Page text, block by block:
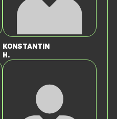
Konstantin
H.